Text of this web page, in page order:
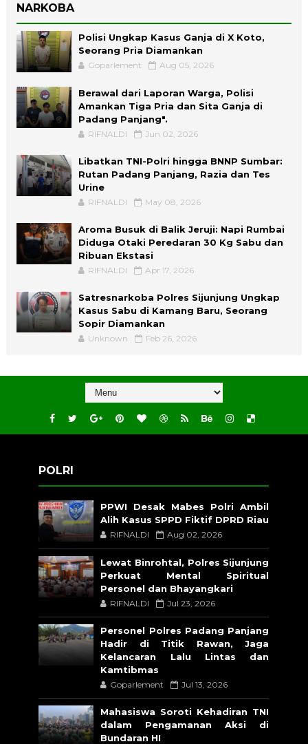
NARKOBA
Polisi Ungkap Kasus Ganja di X Koto,
Seorang Pria Diamankan
Goparlement Aug 05, 2026
Berawal dari Laporan Warga, Polisi
Amankan Tiga Pria dan Sita Ganja di
Padang Panjang".
RIFNALDI Jun 02, 2026
Libatkan TNI-Polri hingga BNNP Sumbar:
Rutan Padang Panjang, Razia dan Tes
Urine
RIFNALDI May 08, 2026
Aroma Busuk di Balik Jeruji: Napi Rumbai
Diduga Otaki Peredaran 30 Kg Sabu dan
Ribuan Ekstasi
RIFNALDI Apr 17, 2026
Satresnarkoba Polres Sijunjung Ungkap
Kasus Sabu di Kamang Baru, Seorang
Sopir Diamankan
Unknown Feb 26, 2026
POLRI
PPWI Desak Mabes Polri Ambil
Alih Kasus SPPD Fiktif DPRD Riau
RIFNALDI Aug 02, 2026
Lewat Binrohtal, Polres Sijunjung
Perkuat Mental Spiritual
Personel dan Bhayangkari
RIFNALDI Jul 23, 2026
Personel Polres Padang Panjang
Hadir di Titik Rawan, Jaga
Kelancaran Lalu Lintas dan
Kamtibmas
Goparlement Jul 13, 2026
Mahasiswa Soroti Kehadiran TNI
dalam Pengamanan Aksi di
Bundaran HI